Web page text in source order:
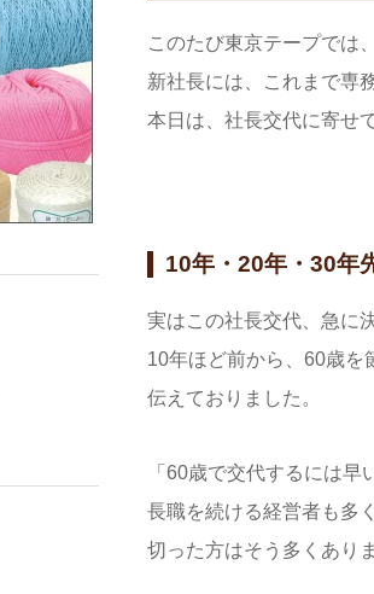
このたび東京テープでは
新社長には、これまで専
本日は、社長交代に寄せ
10年・20年・30年
実はこの社長交代、急に
10年ほど前から、60歳を
伝えておりました。
「60歳で交代するには
長職を続ける経営者も多
切った方はそう多くあり